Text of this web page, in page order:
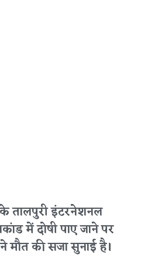
तालपुरी इंटरनेशनल
में दोषी पाए जाने पर
मौत की सजा सुनाई है।